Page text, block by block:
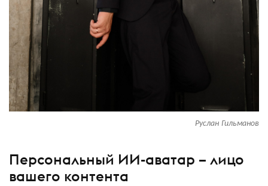
Руслан Гильманов
Персональный ИИ-аватар – лицо
вашего контента